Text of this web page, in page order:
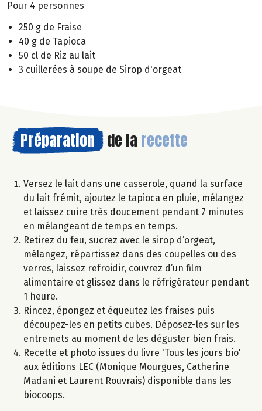
Pour 4 personnes
250 g de Fraise
40 g de Tapioca
50 cl de Riz au lait
3 cuillerées à soupe de Sirop d'orgeat
Préparation de la recette
Versez le lait dans une casserole, quand la surface
du lait frémit, ajoutez le tapioca en pluie, mélangez
et laissez cuire très doucement pendant 7 minutes
en mélangeant de temps en temps.
Retirez du feu, sucrez avec le sirop d’orgeat,
mélangez, répartissez dans des coupelles ou des
verres, laissez refroidir, couvrez d’un film
alimentaire et glissez dans le réfrigérateur pendant
1 heure.
Rincez, épongez et équeutez les fraises puis
découpez-les en petits cubes. Déposez-les sur les
entremets au moment de les déguster bien frais.
Recette et photo issues du livre 'Tous les jours bio'
aux éditions LEC (Monique Mourgues, Catherine
Madani et Laurent Rouvrais) disponible dans les
biocoops.